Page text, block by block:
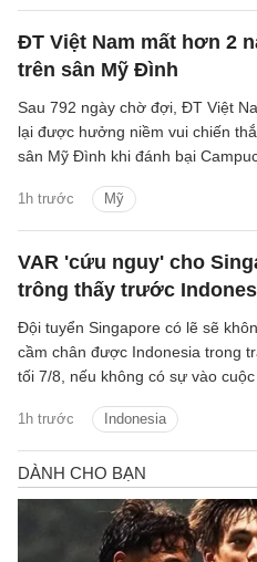
ĐT Việt Nam mất hơn 2
trên sân Mỹ Đình
1h trước Mỹ
Sau 792 ngày chờ đợi, ĐT Việt
lại được hưởng niềm vui chiến
sân Mỹ Đình khi đánh bại
Cup 2026.
VAR 'cứu nguy' cho
trông thấy trước
1h trước Indonesia
Đội tuyển Singapore có lẽ sẽ
cầm chân được Indonesia trong
tối 7/8, nếu không có sự vào cuộc